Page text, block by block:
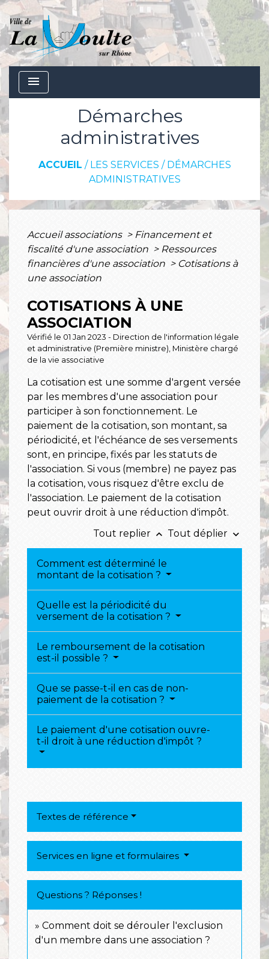
menu
Démarches
administratives
ACCUEIL / LES SERVICES / DÉMARCHES
ADMINISTRATIVES
Accueil associations > Financement et
fiscalité d'une association > Ressources
financières d'une association > Cotisations à
une association
COTISATIONS À UNE
ASSOCIATION
Vérifié le 01 Jan 2023 - Direction de l'information légale
et administrative (Première ministre), Ministère chargé
de la vie associative
La cotisation est une somme d'argent versée
par les membres d'une association pour
participer à son fonctionnement. Le
paiement de la cotisation, son montant, sa
périodicité, et l'échéance de ses versements
sont, en principe, fixés par les statuts de
l'association. Si vous (membre) ne payez pas
la cotisation, vous risquez d'être exclu de
l'association. Le paiement de la cotisation
peut ouvrir droit à une réduction d'impôt.
Tout replier keyboard_arrow_up Tout déplier keyboard_arrow_down
Comment est déterminé le
montant de la cotisation ?
Quelle est la périodicité du
versement de la cotisation ?
Le remboursement de la cotisation
est-il possible ?
Que se passe-t-il en cas de non-
paiement de la cotisation ?
Le paiement d'une cotisation ouvre-
t-il droit à une réduction d'impôt ?
Textes de référence
Services en ligne et formulaires
Questions ? Réponses !
Comment doit se dérouler l'exclusion
d'un membre dans une association ?